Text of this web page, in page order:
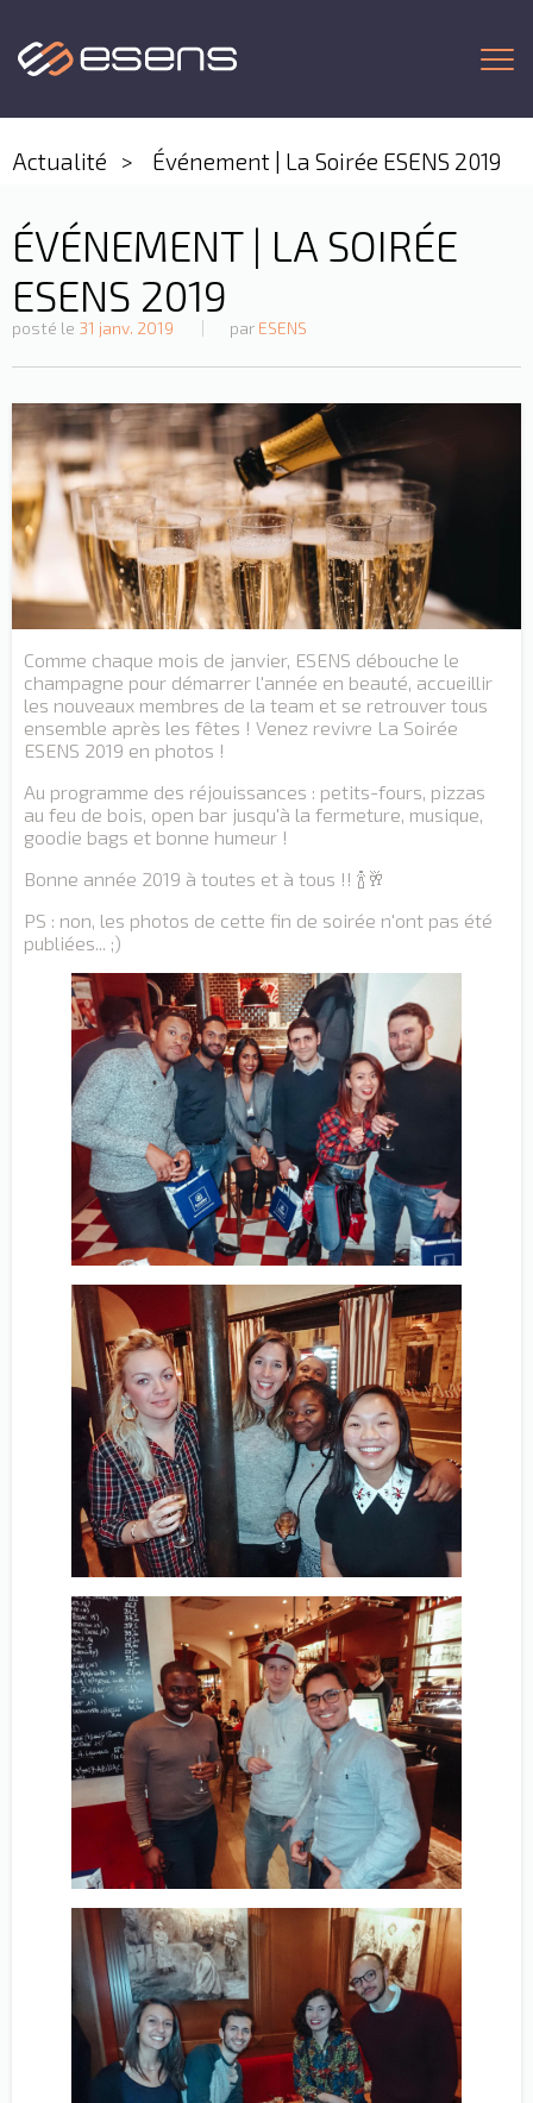
Actualité Événement | La Soirée ESENS 2019
ÉVÉNEMENT | LA SOIRÉE
ESENS 2019
posté le 31 janv. 2019 par ESENS
Comme chaque mois de janvier, ESENS débouche le
champagne pour démarrer l'année en beauté, accueillir
les nouveaux membres de la team et se retrouver tous
ensemble après les fêtes ! Venez revivre La Soirée
ESENS 2019 en photos !
Au programme des réjouissances : petits-fours, pizzas
au feu de bois, open bar jusqu'à la fermeture, musique,
goodie bags et bonne humeur !
Bonne année 2019 à toutes et à tous !! 🍾🥂
PS : non, les photos de cette fin de soirée n'ont pas été
publiées... ;)